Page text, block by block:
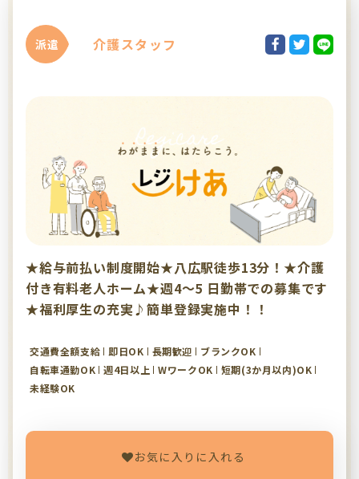
派遣 介護スタッフ
★給与前払い制度開始★八広駅徒歩13分！★介護
付き有料老人ホーム★週4～5 日勤帯での募集です
★福利厚生の充実♪簡単登録実施中！！
交通費全額支給 即日OK 長期歓迎
ブランクOK
自転車通勤OK
週4日以上 WワークOK
短期(3か月以内)OK
未経験OK
お気に入りに入れる